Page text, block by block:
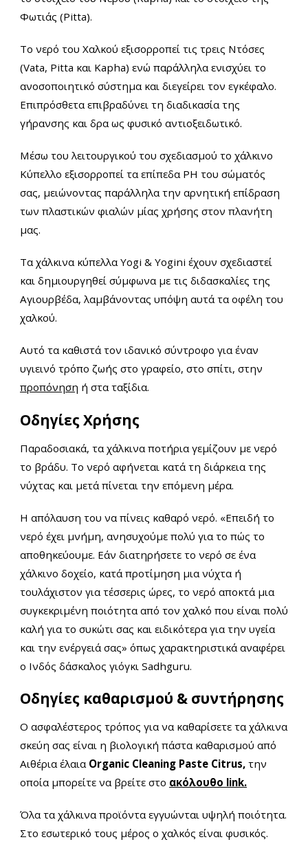
Φωτιάς (Pitta).
Το νερό του Χαλκού εξισορροπεί τις τρεις Ντόσες
(Vata, Pitta και Kapha) ενώ παράλληλα ενισχύει το
ανοσοποιητικό σύστημα και διεγείρει τον εγκέφαλο.
Επιπρόσθετα επιβραδύνει τη διαδικασία της
γήρανσης και δρα ως φυσικό αντιοξειδωτικό.
Μέσω του λειτουργικού του σχεδιασμού τo χάλκινo
Kύπελλο εξισορροπεί τα επίπεδα PH του σώματός
σας, μειώνοντας παράλληλα την αρνητική επίδραση
των πλαστικών φιαλών μίας χρήσης στον πλανήτη
μας.
Τα χάλκινα κύπελλα Yogi & Yogini έχουν σχεδιαστεί
και δημιουργηθεί σύμφωνα με τις διδασκαλίες της
Αγιουρβέδα, λαμβάνοντας υπόψη αυτά τα οφέλη του
χαλκού.
Αυτό τα καθιστά τον ιδανικό σύντροφο για έναν
υγιεινό τρόπο ζωής στο γραφείο, στο σπίτι, στην
προπόνηση ή στα ταξίδια.
Οδηγίες Χρήσης
Παραδοσιακά, τα χάλκινα ποτήρια γεμίζουν με νερό
το βράδυ. Το νερό αφήνεται κατά τη διάρκεια της
νύχτας και μετά πίνεται την επόμενη μέρα.
Η απόλαυση του να πίνεις καθαρό νερό. «Επειδή το
νερό έχει μνήμη, ανησυχούμε πολύ για το πώς το
αποθηκεύουμε. Εάν διατηρήσετε το νερό σε ένα
χάλκινο δοχείο, κατά προτίμηση μια νύχτα ή
τουλάχιστον για τέσσερις ώρες, το νερό αποκτά μια
συγκεκριμένη ποιότητα από τον χαλκό που είναι πολύ
καλή για το συκώτι σας και ειδικότερα για την υγεία
και την ενέργειά σας» όπως χαρακτηριστικά αναφέρει
ο Ινδός δάσκαλος γιόγκι Sadhguru.
Οδηγίες καθαρισμού & συντήρησης
Ο ασφαλέστερος τρόπος για να καθαρίσετε τα χάλκινα
σκεύη σας είναι η βιολογική πάστα καθαρισμού από
Αιθέρια έλαια Organic Cleaning Paste Citrus, την
οποία μπορείτε να βρείτε στο ακόλουθο link.
Όλα τα χάλκινα προϊόντα εγγυώνται υψηλή ποιότητα.
Στο εσωτερικό τους μέρος ο χαλκός είναι φυσικός.